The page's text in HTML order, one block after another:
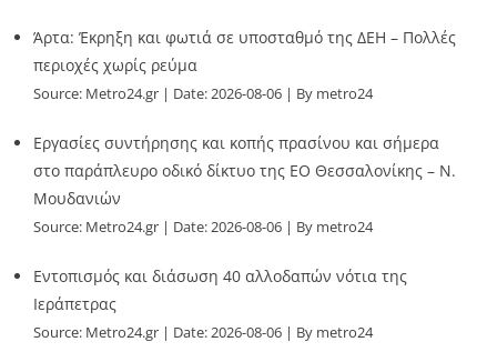
Άρτα: Έκρηξη και φωτιά σε υποσταθμό της ΔΕΗ – Πολλές
περιοχές χωρίς ρεύμα
Source: Metro24.gr Date: 2026-08-06 By metro24
Εργασίες συντήρησης και κοπής πρασίνου και σήμερα
στο παράπλευρο οδικό δίκτυο της ΕΟ Θεσσαλονίκης – Ν.
Μουδανιών
Source: Metro24.gr Date: 2026-08-06 By metro24
Εντοπισμός και διάσωση 40 αλλοδαπών νότια της
Ιεράπετρας
Source: Metro24.gr Date: 2026-08-06 By metro24